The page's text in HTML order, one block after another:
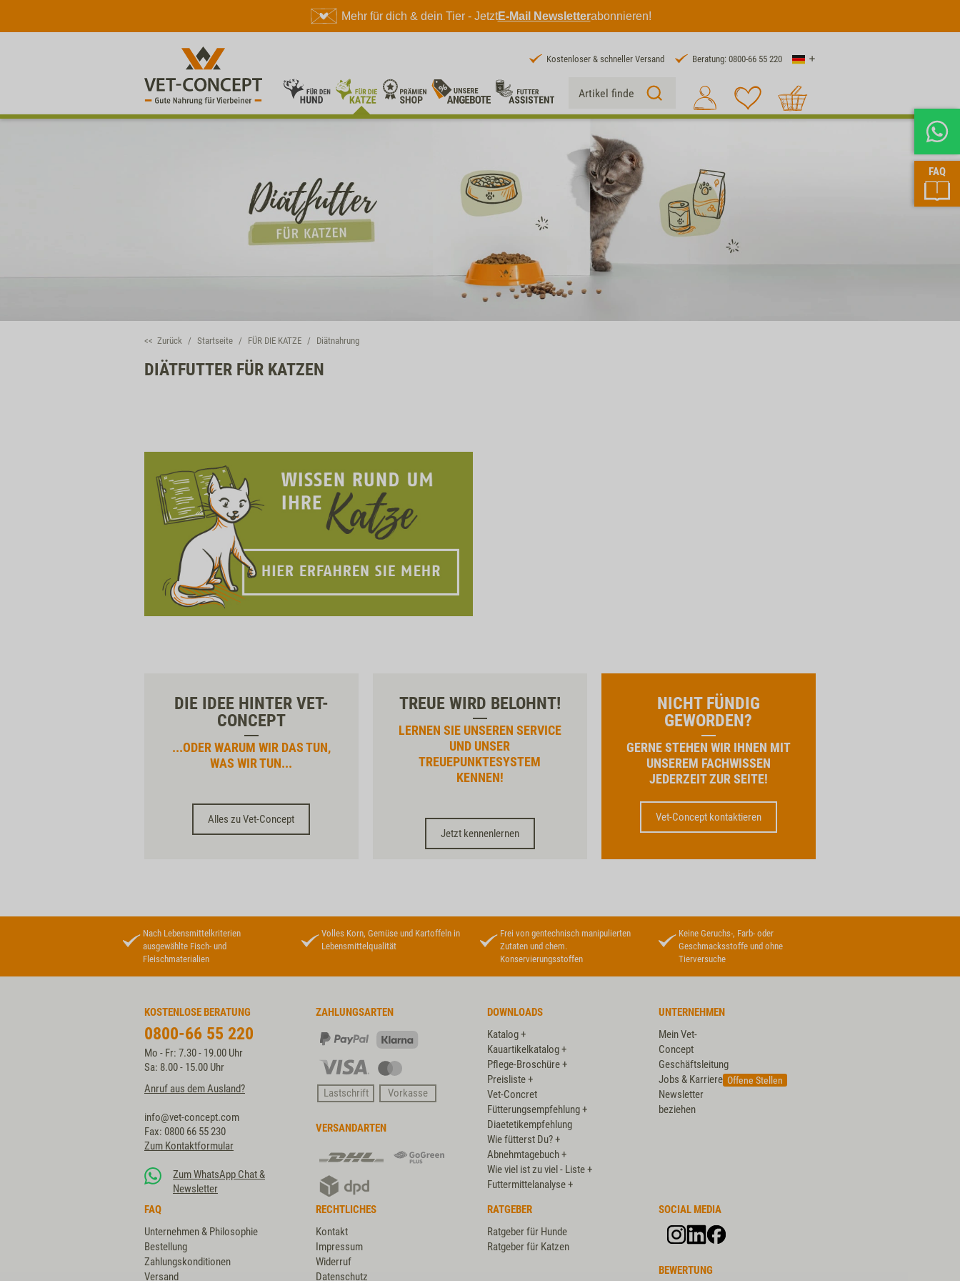
Mehr für dich & dein Tier - JetztE-Mail Newsletterabonnieren!
FAQ
Kostenloser & schneller Versand Beratung: 0800-66 55 220 Land
Suche 1
<< Zurück Startseite FÜR DIE KATZE Diätnahrung
DIÄTFUTTER FÜR KATZEN
DIE IDEE HINTER VET-
CONCEPT
...ODER WARUM WIR DAS TUN,
WAS WIR TUN...
Alles zu Vet-Concept
TREUE WIRD BELOHNT!
LERNEN SIE UNSEREN SERVICE
UND UNSER
TREUEPUNKTESYSTEM
KENNEN!
Jetzt kennenlernen
NICHT FÜNDIG
GEWORDEN?
GERNE STEHEN WIR IHNEN MIT
UNSEREM FACHWISSEN
JEDERZEIT ZUR SEITE!
Vet-Concept kontaktieren
Nach Lebensmittelkriterien
ausgewählte Fisch- und
Fleischmaterialien
Volles Korn, Gemüse und Kartoffeln in
Lebensmittelqualität
Frei von gentechnisch manipulierten
Zutaten und chem.
Konservierungsstoffen
Keine Geruchs-, Farb- oder
Geschmacksstoffe und ohne
Tierversuche
KOSTENLOSE BERATUNG
0800-66 55 220
Mo - Fr: 7.30 - 19.00 Uhr
Sa: 8.00 - 15.00 Uhr
Anruf aus dem Ausland?
info@vet-concept.com
Fax: 0800 66 55 230
Zum Kontaktformular
Zum WhatsApp Chat &
Newsletter
ZAHLUNGSARTEN
PayPal
Visa
Lastschrift
Vorkasse
VERSANDARTEN
DHL
DHL
GoGreen
DPD
DOWNLOADS
Katalog +
Kauartikelkatalog +
Pflege-Broschüre +
Preisliste +
Vet-Concret
Fütterungsempfehlung +
Diaetetikempfehlung
Wie fütterst Du? +
Abnehmtagebuch +
Wie viel ist zu viel - Liste +
Futtermittelanalyse +
UNTERNEHMEN
Mein Vet-
Concept
Geschäftsleitung
Jobs & Karriere Offene Stellen
Newsletter
beziehen
FAQ
Unternehmen & Philosophie
Bestellung
Zahlungskonditionen
Versand
RECHTLICHES
Kontakt
Impressum
Widerruf
Datenschutz
RATGEBER
Ratgeber für Hunde
Ratgeber für Katzen
SOCIAL MEDIA
BEWERTUNG